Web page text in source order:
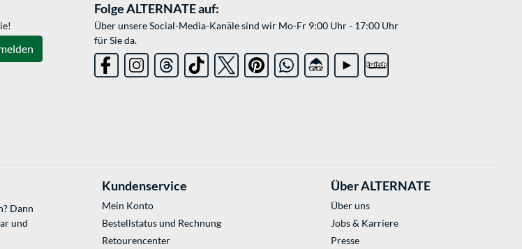
Folge ALTERNATE auf:
Über unsere Social-Media-Kanäle sind wir Mo-Fr 9:00 Uhr - 17:00 Uhr
für Sie da.
Dann
und
Kundenservice
Mein Konto
Bestellstatus und Rechnung
Retourencenter
Über ALTERNATE
Über uns
Jobs & Karriere
Presse